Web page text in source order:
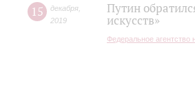
15 декабря
2019
Путин
искусств»
Федеральное агентство